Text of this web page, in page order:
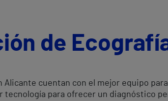
de
Alicante cuentan con el mejor equipo
tecnología para ofrecer un diagnóstico